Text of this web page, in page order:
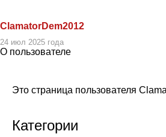
ClamatorDem2012
24 июл 2025 года
О пользователе
Это страница пользователя
Категории